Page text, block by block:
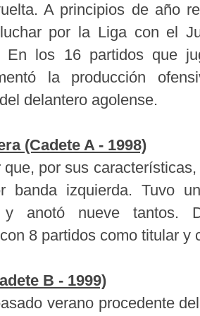
A principios de año
por la Liga con el
En los 16 partidos que
la producción
delantero agolense.
(Cadete A - 1998)
que, por sus
banda izquierda. Tuvo
y anotó nueve tantos.
8 partidos como titular y
B - 1999)
verano procedente